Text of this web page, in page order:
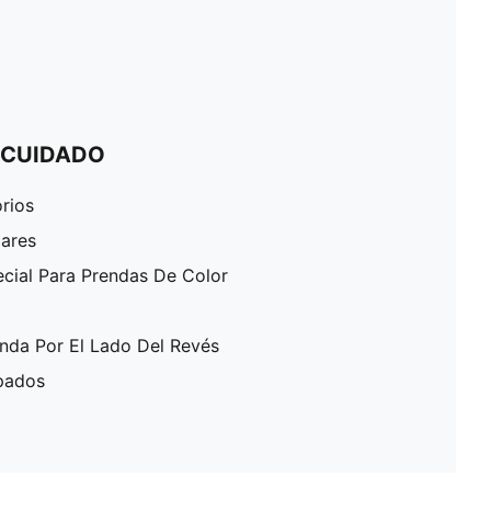
Para Prendas De Color
Por El Lado Del Revés